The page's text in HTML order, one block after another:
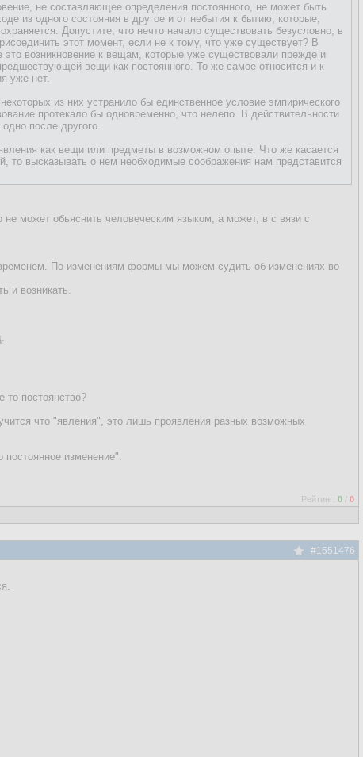
не составляющее определения постоянного, не может быть
из одного состояния в другое и от небытия к бытию, которые,
Допустите, что нечто начало существовать безусловно; в
этот момент, если не к тому, что уже существует? В
возникновение к вещам, которые уже существовали прежде и
вещи как постоянного. То же самое относится и к
уже нет.
из них устранило бы единственное условие эмпирического
протекало бы одновременно, что нелепо. В действительности
после другого.
как вещи или предметы в возможном опыте. Что же касается
то высказывать о нем необходимые соображения нам представится
может обьяснить человеческим языком, а может, в с вязи с
По изменениям формы мы можем судить об изменениях во
и возникать.
то постоянство?
что "явления", это лишь проявления разных возможных
постоянное изменение".
Рейтинг: 0 / 0
#1551476